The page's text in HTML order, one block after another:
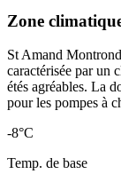
Zone
St Amand Montrond
caractérisée par un
étés agréables. La
pour les pompes à
-8°C
Temp. de base